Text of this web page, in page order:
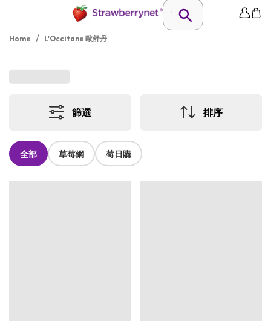
Home / L'Occitane 歐舒丹
篩選 排序
全部 草莓網 莓日購